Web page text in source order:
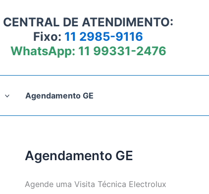
CENTRAL DE ATENDIMENTO:
Fixo: 11 2985-9116
WhatsApp: 11 99331-2476
Agendamento GE
Agendamento GE
Agende uma Visita Técnica Electrolux